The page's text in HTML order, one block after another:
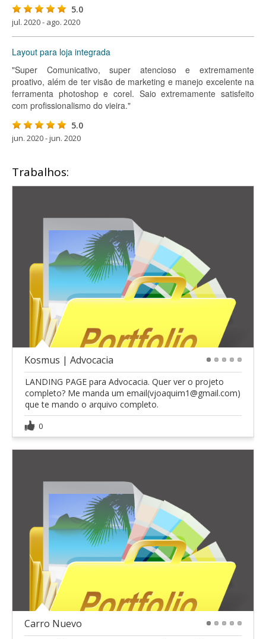
5.0
jul. 2020 - ago. 2020
Layout para loja integrada
"Super Comunicativo, super atencioso e extremamente
proativo, além de ter visão de marketing e manejo excelente na
ferramenta photoshop e corel. Saio extremamente satisfeito
com profissionalismo do vieira."
5.0
jun. 2020 - jun. 2020
Trabalhos:
Kosmus | Advocacia
LANDING PAGE para Advocacia. Quer ver o projeto
completo? Me manda um email(vjoaquim1@gmail.com)
que te mando o arquivo completo.
0
Carro Nuevo